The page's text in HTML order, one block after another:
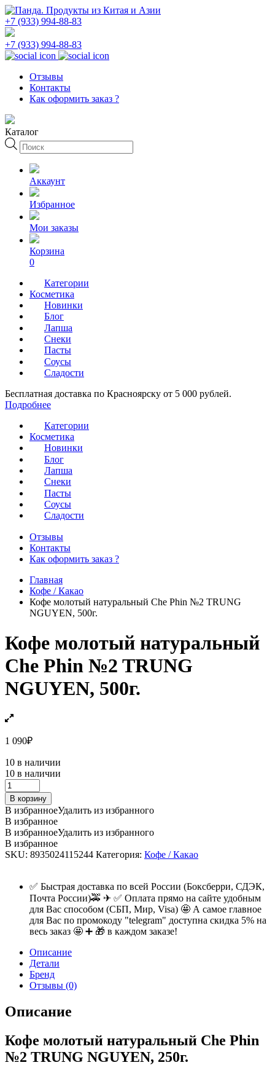
+7 (933) 994-88-83
+7 (933) 994-88-83
Отзывы
Контакты
Как оформить заказ ?
Каталог
Поиск
товаров
Аккаунт
Избранное
Мои заказы
Корзина
0
Категории
Косметика
Новинки
Блог
Лапша
Снеки
Пасты
Соусы
Сладости
Бесплатная доставка по Красноярску от 5 000 рублей.
Подробнее
Категории
Косметика
Новинки
Блог
Лапша
Снеки
Пасты
Соусы
Сладости
Отзывы
Контакты
Как оформить заказ ?
Главная
Кофе / Какао
Кофе молотый натуральный Che Phin №2 TRUNG
NGUYEN, 500г.
Кофе молотый натуральный
Che Phin №2 TRUNG
NGUYEN, 500г.
1 090₽
10 в наличии
10 в наличии
Кофе
молотый
натуральный
Che
Phin
№2
TRUNG
NGUYEN,
quantity
В корзину
В избранноеУдалить из избранного
В избранное
В избранноеУдалить из избранного
В избранное
SKU: 8935024115244 Категория: Кофе / Какао
✅ Быстрая доставка по всей России (Боксберри, СДЭК,
Почта России)🚕 ✈ ✅ Оплата прямо на сайте удобным
для Вас способом (СБП, Мир, Visa) 🤩 А самое главное
для Вас по промокоду "telegram" доступна скидка 5% на
весь заказ 🤩 ➕ 🎁 в каждом заказе!
Описание
Детали
Бренд
Отзывы (0)
Описание
Кофе молотый натуральный Che Phin
№2 TRUNG NGUYEN, 250г.